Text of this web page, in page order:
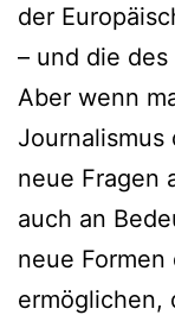
der
– und die
Aber wenn
neue Fragen
auch an
neue
ermöglichen,